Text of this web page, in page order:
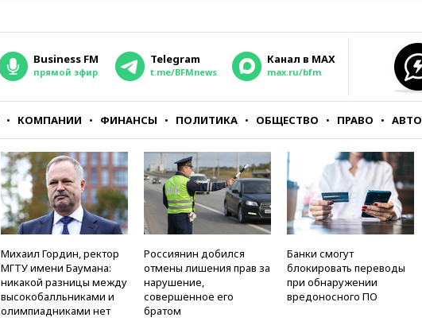
Business FM
прямой эфир
Telegram
t.me/BFMnews
Канал в MAX
max.ru/bfm
КОМПАНИИ ФИНАНСЫ ПОЛИТИКА ОБЩЕСТВО ПРАВО АВТО
Михаил Гордин, ректор
МГТУ имени Баумана:
никакой разницы между
высокобалльниками и
олимпиадниками нет
Россиянин добился
отмены лишения прав за
нарушение,
совершенное его
братом
Банки смогут
блокировать переводы
при обнаружении
вредоносного ПО